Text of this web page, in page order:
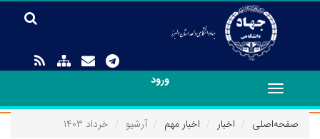
ورود
Toggle
navigation
صفحه‌اصلی
اخبار اخبار مهم آرشیو خرداد ۱۴۰۳